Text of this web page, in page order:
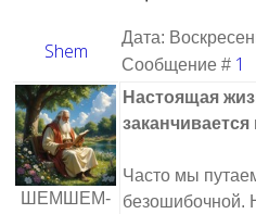
Shem
Дата:
Сообщение # 1
ШЕМШЕМ-
Настоящая
Часто мы
безошибочной.